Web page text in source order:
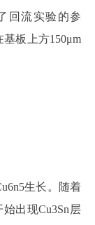
回流实验的参
板上方150μm
生长。随着
出现Cu3Sn层